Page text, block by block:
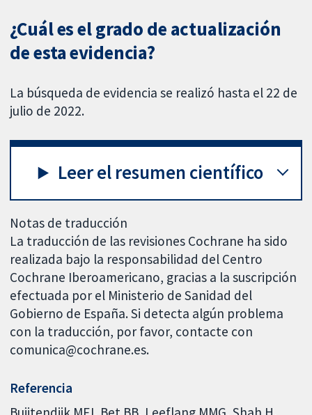
¿Cuál es el grado de actualización
de esta evidencia?
La búsqueda de evidencia se realizó hasta el 22 de
julio de 2022.
Leer el resumen científico
Notas de traducción
La traducción de las revisiones Cochrane ha sido
realizada bajo la responsabilidad del Centro
Cochrane Iberoamericano, gracias a la suscripción
efectuada por el Ministerio de Sanidad del
Gobierno de España. Si detecta algún problema
con la traducción, por favor, contacte con
comunica@cochrane.es.
Referencia